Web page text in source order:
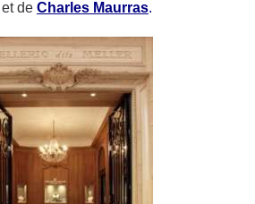
et de Charles Maurras.